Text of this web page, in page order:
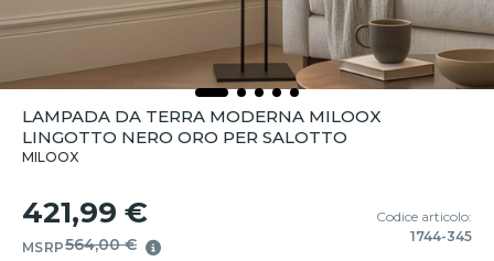
LAMPADA DA TERRA MODERNA MILOOX
LINGOTTO NERO ORO PER SALOTTO
MILOOX
421,99 €
MSRP564,00 €
Codice articolo:
1744-345